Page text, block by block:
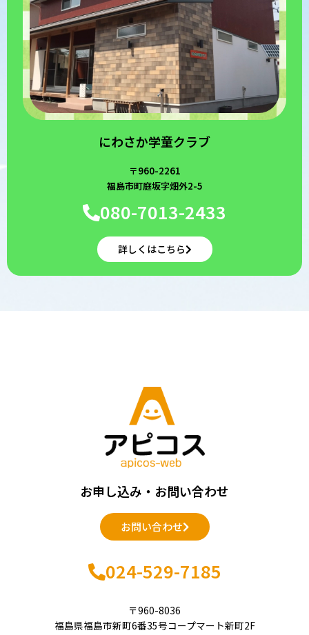
にわさか学童クラブ
〒960-2261
福島市町庭坂字畑外2-5
080-7013-2433
詳しくはこちら
お申し込み・お問い合わせ
お問い合わせ
024-529-7185
〒960-8036
福島県福島市新町6番35号コープマート新町2F